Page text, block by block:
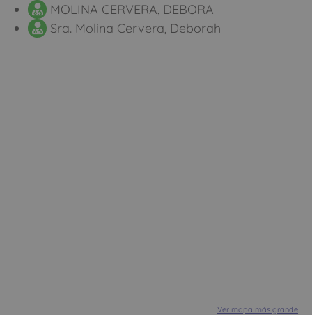
MOLINA CERVERA, DEBORA
Sra. Molina Cervera, Deborah
Ver mapa más grande